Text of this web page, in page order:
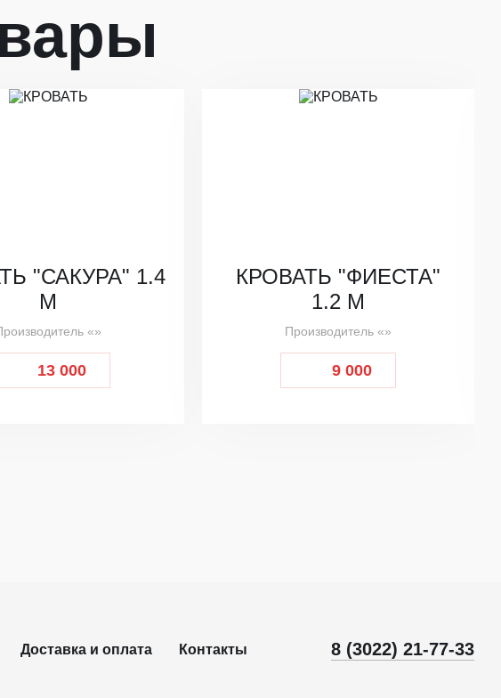
"САКУРА" 1.4
М
«»
13 000
КРОВАТЬ "ФИЕСТА"
1.2 М
Производитель «»
9 000
Доставка и оплата Контакты 8 (3022) 21-77-33